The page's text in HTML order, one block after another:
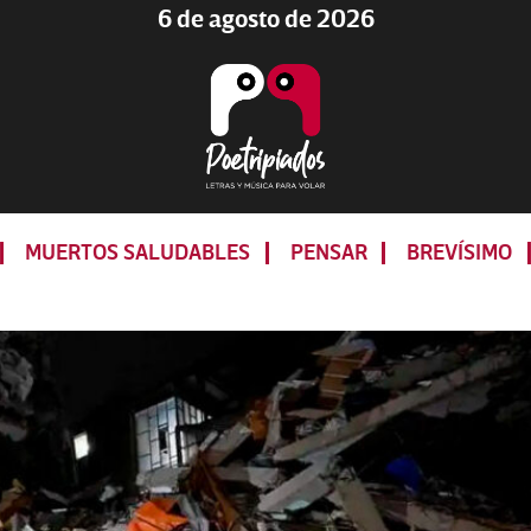
6 de agosto de 2026
LETRAS
Y
PARA
MUERTOS SALUDABLES PENSAR BREVÍSIMO